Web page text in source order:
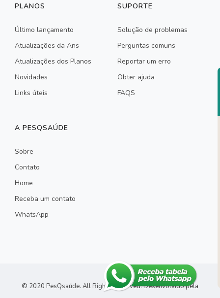
PLANOS
Último lançamento
Atualizações da Ans
Atualizações dos Planos
Novidades
Links úteis
SUPORTE
Solução de problemas
Perguntas comuns
Reportar um erro
Obter ajuda
FAQS
A PESQSAÚDE
Sobre
Contato
Home
Receba um contato
WhatsApp
© 2020 PesQsaúde. All Rights Reserved.Desenvolvido pela